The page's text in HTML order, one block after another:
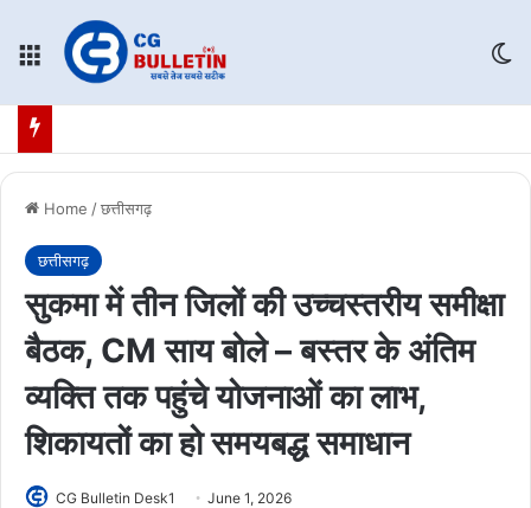
Menu
Home /छत्तीसगढ़
छत्तीसगढ़
सुकमा में तीन जिलों की उच्चस्तरीय समीक्षा
बैठक, CM साय बोले – बस्तर के अंतिम
व्यक्ति तक पहुंचे योजनाओं का लाभ,
शिकायतों का हो समयबद्ध समाधान
CG Bulletin Desk1 June 1, 2026